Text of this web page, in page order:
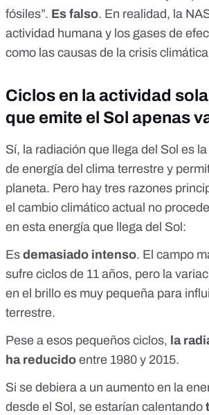
fósiles”. Es falso. En realidad, la
actividad humana y los gases de
como las causas de la crisis
Ciclos en la actividad
que emite el Sol apenas
Sí, la radiación que llega del Sol es
de energía del clima terrestre y
planeta. Pero hay tres razones
el cambio climático actual no
en esta energía que llega del Sol:
Es demasiado intenso. El campo
sufre ciclos de 11 años, pero la
en el brillo es muy pequeña para
terrestre.
Pese a esos pequeños ciclos, la
ha reducido entre 1980 y 2015.
Si se debiera a un aumento en la
desde el Sol, se estarían calentando